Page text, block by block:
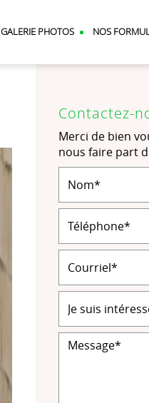
GALERIE PHOTOS NOS
Contactez-
Merci de bien
nous faire part